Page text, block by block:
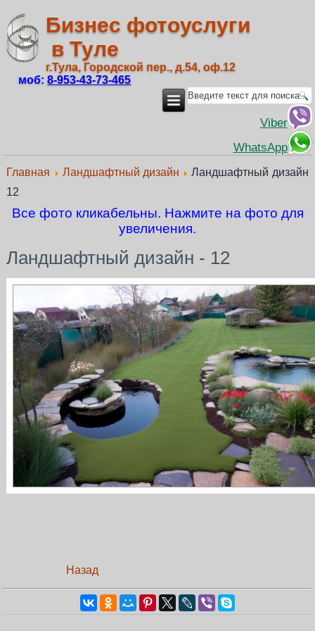
Бизнес фотоуслуги
в Туле
г.Тула, Городской пер., д.54, оф.12
моб: 8‑953‑43‑73‑465
Viber
WhatsApp
Главная Ландшафтный дизайн
Ландшафтный дизайн
12
Все фото кликабельны. Нажмите на фото для
увеличения.
Ландшафтный дизайн - 12
Назад